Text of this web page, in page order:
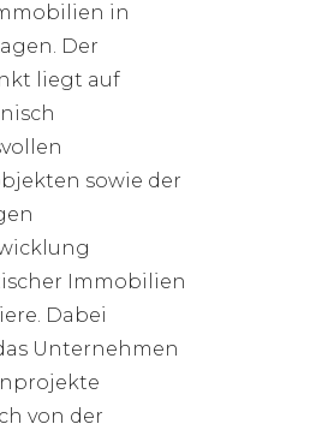
in
Der
liegt auf
sowie der
Immobilien
Dabei
Unternehmen
von der